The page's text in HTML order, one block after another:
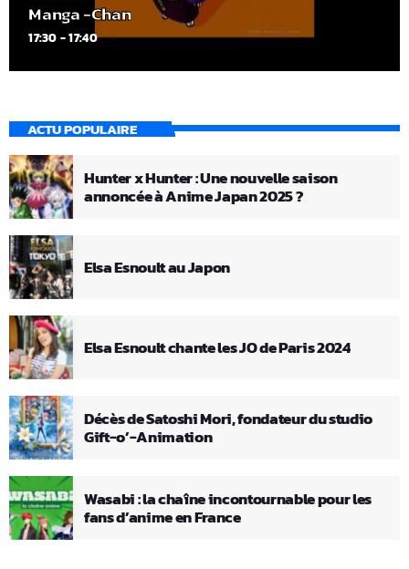
Manga -Chan
17:30 - 17:40
ACTU POPULAIRE
Hunter x Hunter : Une nouvelle saison
annoncée à Anime Japan 2025 ?
Elsa Esnoult au Japon
Elsa Esnoult chante les JO de Paris 2024
Décès de Satoshi Mori, fondateur du studio
Gift-o’-Animation
Wasabi : la chaîne incontournable pour les
fans d’anime en France